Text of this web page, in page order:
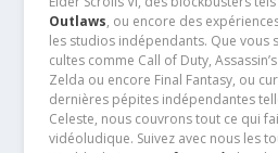
Outlaws, ou encore des
les studios indépendants. Que vous
cultes comme Call of Duty,
Zelda ou encore Final Fantasy, ou
dernières pépites indépendantes
Celeste, nous couvrons tout ce qui
vidéoludique. Suivez avec nous les